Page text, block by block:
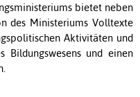
bietet neben
des Ministeriums Volltexte
Aktivitäten und
Bildungswesens und einen